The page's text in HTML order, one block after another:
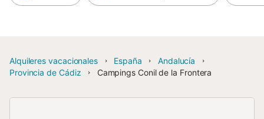
Alquileres vacacionales España
Andalucía
Provincia de Cádiz
Campings Conil de la Frontera